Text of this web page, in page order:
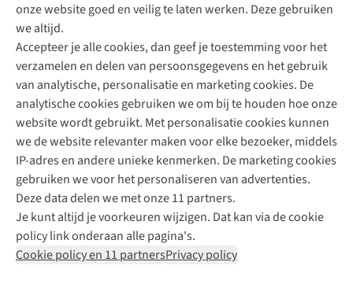
onze website goed en veilig te laten werken. Deze gebruiken
we altijd.
Accepteer je alle cookies, dan geef je toestemming voor het
verzamelen en delen van persoonsgegevens en het gebruik
van analytische, personalisatie en marketing cookies. De
analytische cookies gebruiken we om bij te houden hoe onze
website wordt gebruikt. Met personalisatie cookies kunnen
we de website relevanter maken voor elke bezoeker, middels
IP-adres en andere unieke kenmerken. De marketing cookies
gebruiken we voor het personaliseren van advertenties.
Deze data delen we met onze 11 partners.
Je kunt altijd je voorkeuren wijzigen. Dat kan via de cookie
policy link onderaan alle pagina's.
Cookie policy en 11 partnersPrivacy policy
Direct advies van een Buitenexpert
+31 (0)85 888 50 88
+31 6 12 28 49 80
Contactformulier